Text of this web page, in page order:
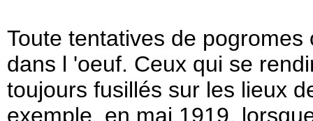
Toute tentatives de
dans l 'oeuf. Ceux qui se
toujours fusillés sur les lieux
exemple, en mai 1919,